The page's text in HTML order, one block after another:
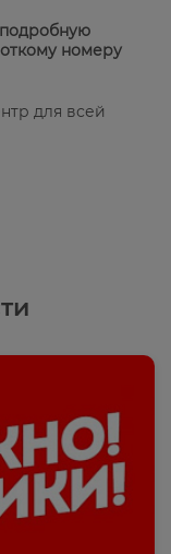
номеру
для всей